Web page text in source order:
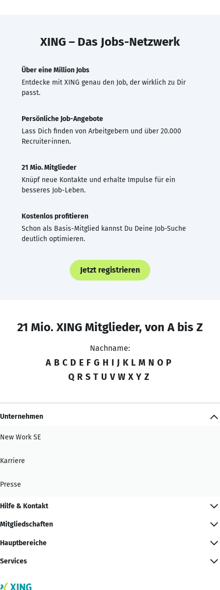
XING – Das Jobs-Netzwerk
Über eine Million Jobs
Entdecke mit XING genau den Job, der wirklich zu Dir
passt.
Persönliche Job-Angebote
Lass Dich finden von Arbeitgebern und über 20.000
Recruiter·innen.
21 Mio. Mitglieder
Knüpf neue Kontakte und erhalte Impulse für ein
besseres Job-Leben.
Kostenlos profitieren
Schon als Basis-Mitglied kannst Du Deine Job-Suche
deutlich optimieren.
Jetzt registrieren
21 Mio. XING Mitglieder, von A bis Z
Nachname:
A B C D E F G H I J K L M N O P
Q R S T U V W X Y Z
Unternehmen
New Work SE
Karriere
Presse
Hilfe & Kontakt
Mitgliedschaften
Hauptbereiche
Services